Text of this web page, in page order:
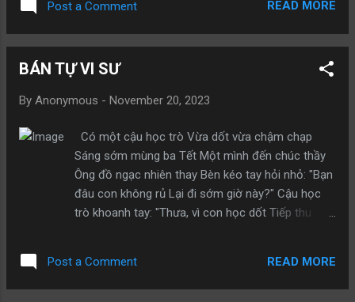
vào viện dưỡng lão đi...
tiếng động gầm gào làm như trời sắp sập hay tận
thế…. Than ôi! Khi phụ nữ ra đi cũng giống bão tan,
người đàn ông sự im lặng lạnh lùng khoảng trống
Post a Comment READ MORE
BÁN TỰ VI SƯ
By Anonymous - November 20, 2023
Có một cậu học trò Vừa dốt vừa chậm chạp
Sáng sớm mùng ba Tết Một mình đến chúc thầy
Ông đồ ngạc nhiên thay Bèn kéo tay hỏi nhỏ: "Bạn
đâu con không rủ Lại đi sớm giờ này?" Cậu học
trò khoanh tay: "Thưa, vì con học dốt Tiếp thu
Được trò chuyện cùng thầy?" Ông đồ sững vài
giây Rồi quay sang gọi vợ Mang ra một khay lễ Xôi
Post a Comment READ MORE